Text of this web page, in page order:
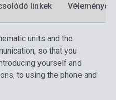
linkek Vélemények
units and the
so that you
yourself and
to using the phone and